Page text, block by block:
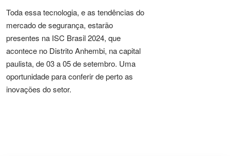
Toda essa tecnologia, e as tendências do
mercado de segurança, estarão
presentes na ISC Brasil 2024, que
acontece no Distrito Anhembi, na capital
paulista, de 03 a 05 de setembro. Uma
oportunidade para conferir de perto as
inovações do setor.